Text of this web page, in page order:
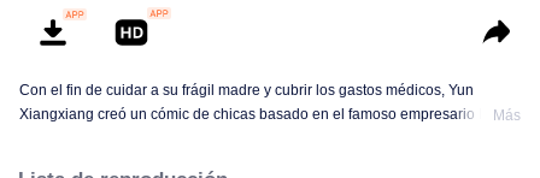
Con el fin de cuidar a su frágil madre y cubrir los gastos médicos, Yun
Xiangxiang creó un cómic de chicas basado en el famoso empresario FuMás